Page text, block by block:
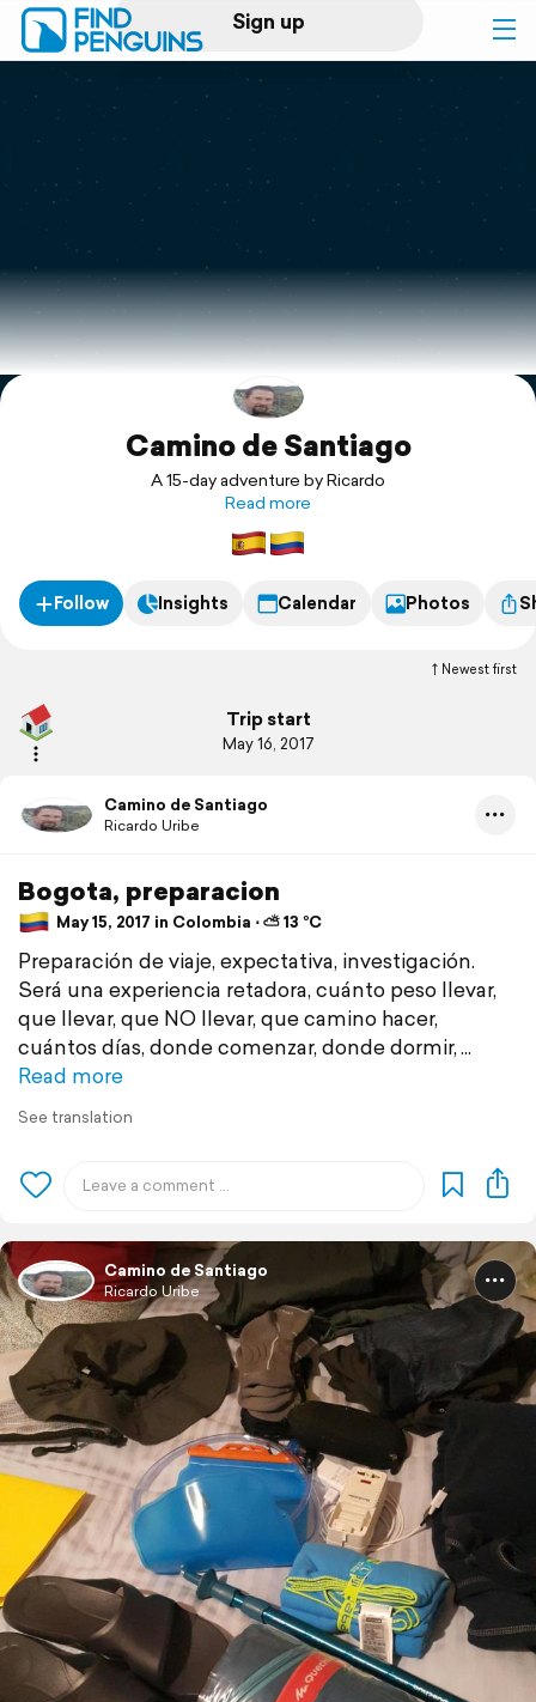
Sign up
Log in
Print a book
Flyover video
Explore
Support
Camino de Santiago
A 15-day adventure by Ricardo
Read more
Follow Insights Calendar Photos
Newest first
Trip start
May 16, 2017
Camino de Santiago
Ricardo Uribe
Bogota, preparacion
May 15, 2017 in Colombia ⋅ ⛅ 13 °C
Preparación de viaje, expectativa, investigación.
Será una experiencia retadora, cuánto peso llevar,
que llevar, que NO llevar, que camino hacer,
cuántos días, donde comenzar, donde dormir,
Read more
See translation
Camino de Santiago
Ricardo Uribe